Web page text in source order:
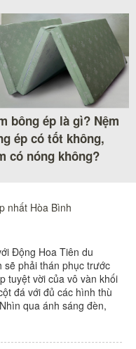
bông ép là gì? Nệm
ép có tốt không,
có nóng không?
nhất Hòa Bình
Động Hoa Tiên du
sẽ phải thán phục trước
tuyệt vời của vô vàn khối
đá với đủ các hình thù
qua ánh sáng đèn,